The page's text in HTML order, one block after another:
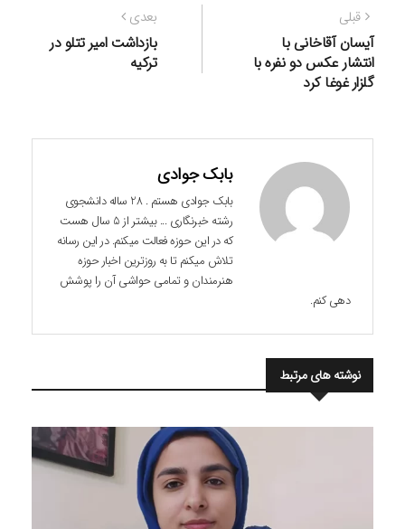
راهبری
نوشته
قبلی
قبلی:
آیسان آقاخانی با
انتشار عکس دو نفره با
گلزار غوغا کرد
بعدی
بعدی:
بازداشت امیر تتلو در
ترکیه
بابک جوادی
بابک جوادی هستم . 28 ساله دانشجوی
رشته خبرنگاری ... بیشتر از 5 سال هست
که در این حوزه فعالت میکنم. در این رسانه
تلاش میکنم تا به روزترین اخبار حوزه
هنرمندان و تمامی حواشی آن را پوشش
دهی کنم.
نوشته های مرتبط